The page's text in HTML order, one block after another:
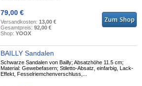
79,00 €
Versandkosten:13,00 €
Gesamtpreis:92,00 €
Shop:YOOX
BAILLY Sandalen
Schwarze Sandalen von Bailly; Absatzhöhe 11.5 cm;
Material: Gewebefasern; Stiletto-Absatz, einfarbig, Lack-
Effekt, Fesselriemchenverschluss,...